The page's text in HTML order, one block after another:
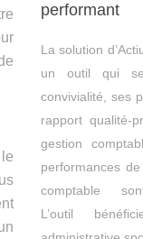
performant
La solution
un outil qui
convivialité, ses
rapport qualité-
gestion
performances
comptable
L’outil